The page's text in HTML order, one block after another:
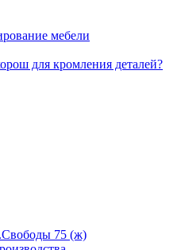
мебели
для кромления деталей?
75 (ж)